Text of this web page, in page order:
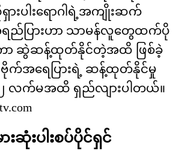
ားပါးရောဂါရဲ့အကျိုးဆက်
ည်ပြားဟာ သာမန်လူတွေထက်ပို
ေကာ ဆွဲဆန့်ထုတ်နိုင်တဲ့အထိ ဖြစ်ခဲ့
ဗိုက်အရေပြားရဲ့ ဆန့်ထုတ်နိုင်မှု
၂ လက်မအထိ ရှည်လျားပါတယ်။
းဆုံးပါးစပ်ပိုင်ရှင်